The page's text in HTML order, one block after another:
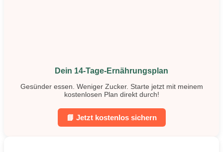
Dein 14-Tage-Ernährungsplan
Gesünder essen. Weniger Zucker. Starte jetzt mit meinem
kostenlosen Plan direkt durch!
📘 Jetzt kostenlos sichern